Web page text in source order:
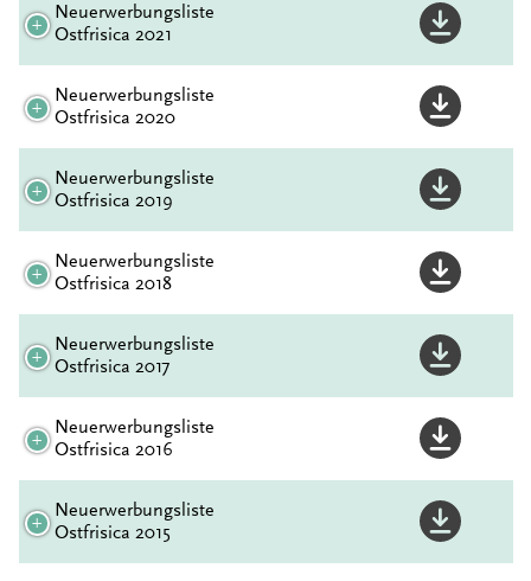
Neuerwerbungsliste
Ostfrisica 2021
Neuerwerbungsliste
Ostfrisica 2020
Neuerwerbungsliste
Ostfrisica 2019
Neuerwerbungsliste
Ostfrisica 2018
Neuerwerbungsliste
Ostfrisica 2017
Neuerwerbungsliste
Ostfrisica 2016
Neuerwerbungsliste
Ostfrisica 2015